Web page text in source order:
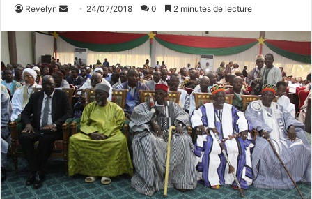
Revelyn
v
o
y
e
u
n
c
o
u
24/07/2018 0 2 minutes de lecture